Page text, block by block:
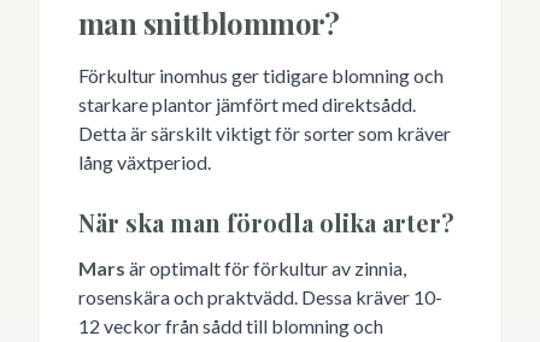
man snittblommor?
Förkultur inomhus ger tidigare blomning och
starkare plantor jämfört med direktsådd.
Detta är särskilt viktigt för sorter som kräver
lång växtperiod.
När ska man förodla olika arter?
Mars är optimalt för förkultur av zinnia,
rosenskära och praktvädd. Dessa kräver 10-
12 veckor från sådd till blomning och